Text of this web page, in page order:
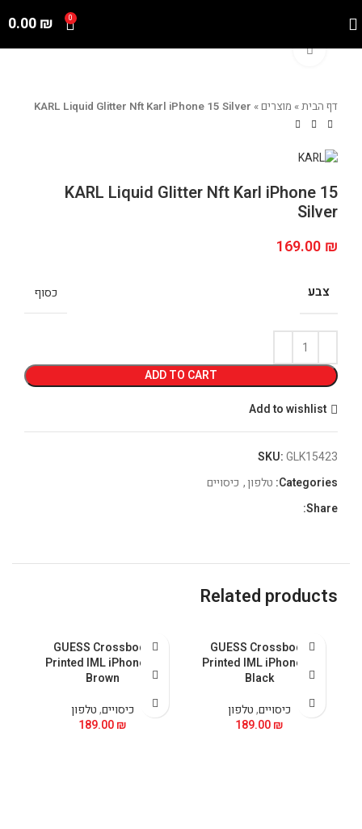
0
0.00₪
Click to enlarge
דף הבית» מוצרים»
KARL Liquid Glitter Nft Karl iPhone 15 Silver
KARL Liquid Glitter Nft Karl iPhone 15
Silver
169.00 ₪
צבע כסוף
ADD TO CART
Add to wishlist
SKU:GLK15423
Categories: טלפון, כיסויים
Share:
Related products
GUESS Crossbody
Printed IML iPhone 15
Black
כיסויים,טלפון
189.00₪
GUESS Crossbody
Printed IML iPhone 15
Brown
כיסויים,טלפון
189.00₪